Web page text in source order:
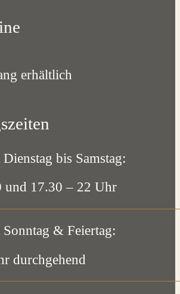
erhältlich
Dienstag bis Samstag:
und 17.30 – 22 Uhr
Sonntag & Feiertag:
durchgehend